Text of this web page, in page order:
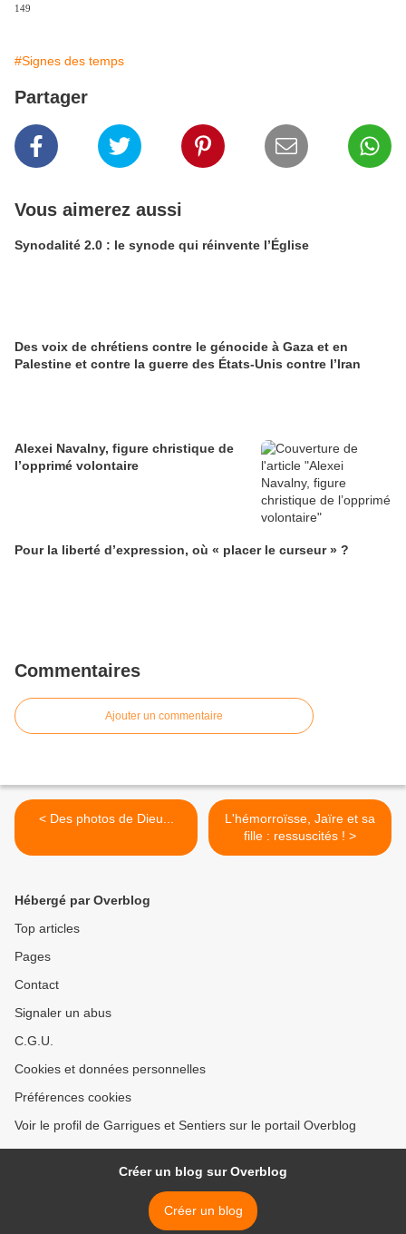
149
#Signes des temps
Partager
Vous aimerez aussi
Synodalité 2.0 : le synode qui réinvente l’Église
Des voix de chrétiens contre le génocide à Gaza et en
Palestine et contre la guerre des États-Unis contre l’Iran
Alexei Navalny, figure christique de
l’opprimé volontaire
Pour la liberté d’expression, où « placer le curseur » ?
Commentaires
Ajouter un commentaire
< Des photos de Dieu...
L'hémorroïsse, Jaïre et sa
fille : ressuscités ! >
Hébergé par Overblog
Top articles
Pages
Contact
Signaler un abus
C.G.U.
Cookies et données personnelles
Préférences cookies
Voir le profil de Garrigues et Sentiers sur le portail Overblog
Créer un blog sur Overblog
Créer un blog